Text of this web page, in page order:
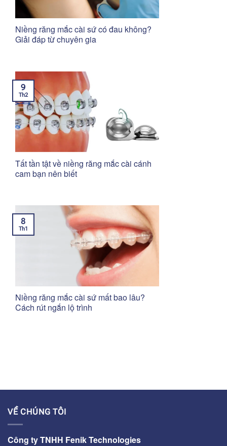
Niềng răng mắc cài sứ có đau không?
Giải đáp từ chuyên gia
Tất tần tật về niềng răng mắc cài cánh
cam bạn nên biết
9
Th2
Niềng răng mắc cài sứ mất bao lâu?
Cách rút ngắn lộ trình
8
Th1
VỀ CHÚNG TÔI
Công ty TNHH Fenik Technologies